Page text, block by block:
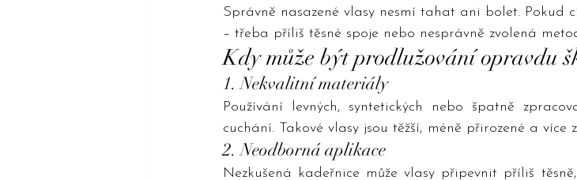
Správně nasazené vlasy nesmí tahat ani bolet. Pokud
– třeba příliš těsné spoje nebo nesprávně zvolená
Kdy může být prodlužování opravdu
1. Nekvalitní materiály
Používání levných, syntetických nebo špatně
cuchání. Takové vlasy jsou těžší, méně přirozené a
2. Neodborná aplikace
Nezkušená kadeřnice může vlasy připevnit příliš